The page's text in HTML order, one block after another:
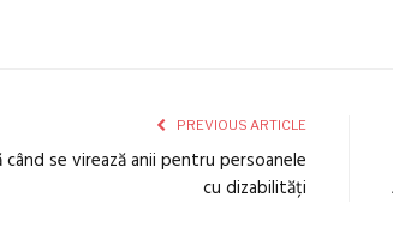
PREVIOUS ARTICLE
când se virează anii pentru persoanele
cu dizabilități